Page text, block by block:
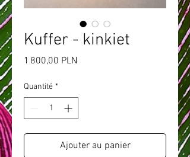
Kuffer - kinkiet
1 800,00 PLN
Quantité *
Ajouter au panier